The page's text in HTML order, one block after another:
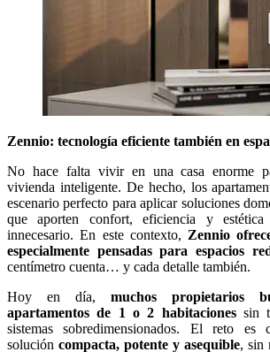
Zennio: tecnología eficiente también en
No hace falta vivir en una casa enorme
vivienda inteligente. De hecho, los
escenario perfecto para aplicar soluciones
que aporten confort, eficiencia y
innecesario. En este contexto, Zennio
especialmente pensadas para espacios
centímetro cuenta… y cada detalle también.
Hoy en día, muchos propietarios
apartamentos de 1 o 2 habitacionessin
sistemas sobredimensionados. El reto es
solución compacta, potente y asequible, sin